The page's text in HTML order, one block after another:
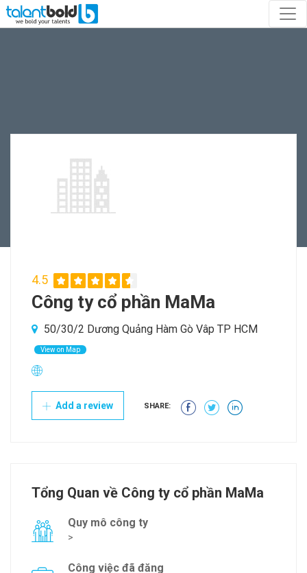
4.5
Công ty cổ phần MaMa
50/30/2 Dương Quảng Hàm Gò Vâp TP HCM
View on Map
Add a review SHARE:
Tổng Quan về Công ty cổ phần MaMa
Quy mô công ty
>
Công việc đã đăng